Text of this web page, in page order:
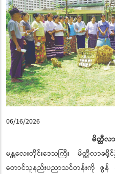
06/16/2026
မိတ္ထီလ
မန္တလေးတိုင်းဒေသကြီး မိတ္ထီလာ
တောင်သူနည်းပညာသင်တန်းကို ဇွန် ၁